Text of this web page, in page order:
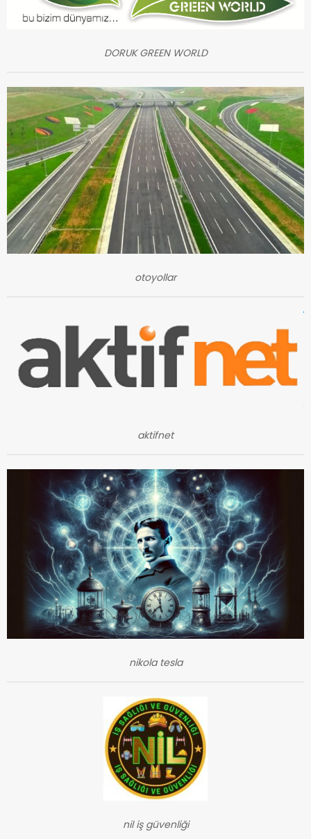
DORUK GREEN WORLD
otoyollar
aktifnet
nikola tesla
nil iş güvenliği